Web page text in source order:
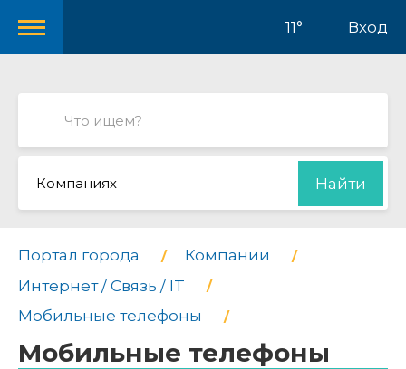
11° Вход
Компаниях Найти
Портал города
Компании
Интернет / Связь / IT
Мобильные телефоны
Мобильные телефоны